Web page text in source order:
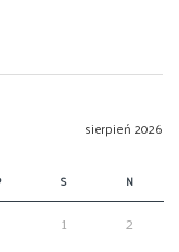
sierpień 2026
S N
1
2